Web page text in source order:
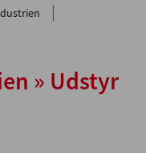
|
» Udstyr